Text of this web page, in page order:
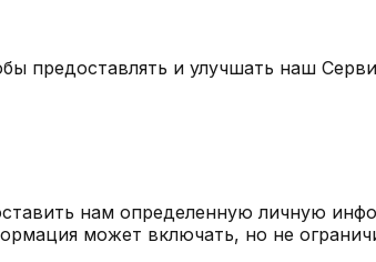
предоставлять и улучшать наш
нам определенную личную
может включать, но не